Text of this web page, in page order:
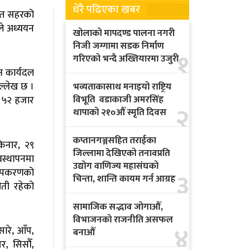
सहरको
अध्ययन
कार्यदल
छ ।
हजार
२९
रहेको
आँप,
सिसौँ,
धेरै पढिएका खबर
१
खोलाको मापदण्ड पालना नगरी
निजी जग्गामा सडक निर्माण
गरिएको भन्दै अख्तियारमा उजुरी
२
भव्यताकासाथ मनाइयो राष्ट्रिय
विभूति वडाकाजी अमरसिंह
थापाको २१०औँ स्मृति दिवस
३
कप्तानगञ्जसहित तराईका
जिल्लामा देखिएको तनावप्रति
उद्योग वाणिज्य महासंघको
चिन्ता, शान्ति कायम गर्न आग्रह
४
सामाजिक सद्भाव जोगाऔँ,
विभाजनको राजनीति असफल
बनाऔँ